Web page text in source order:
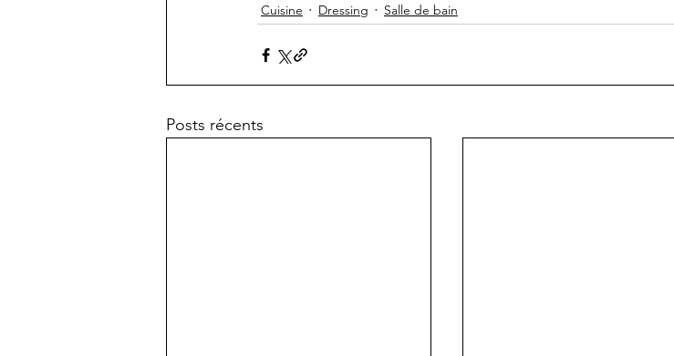
Cuisine
Dressing Salle de bain
Posts récents